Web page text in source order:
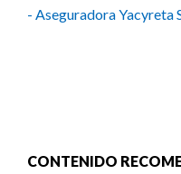
- Aseguradora Yacyreta
CONTENIDO